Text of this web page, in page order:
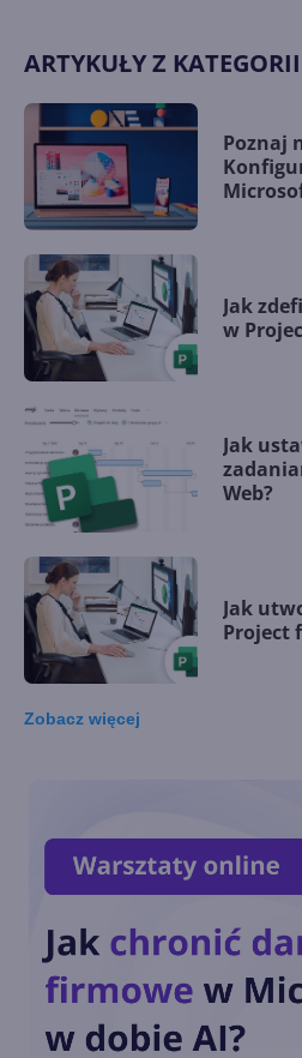
ARTYKUŁY Z
Poznaj
Jak
w
Jak
Web?
Jak
Project
Jak
Zobacz więcej